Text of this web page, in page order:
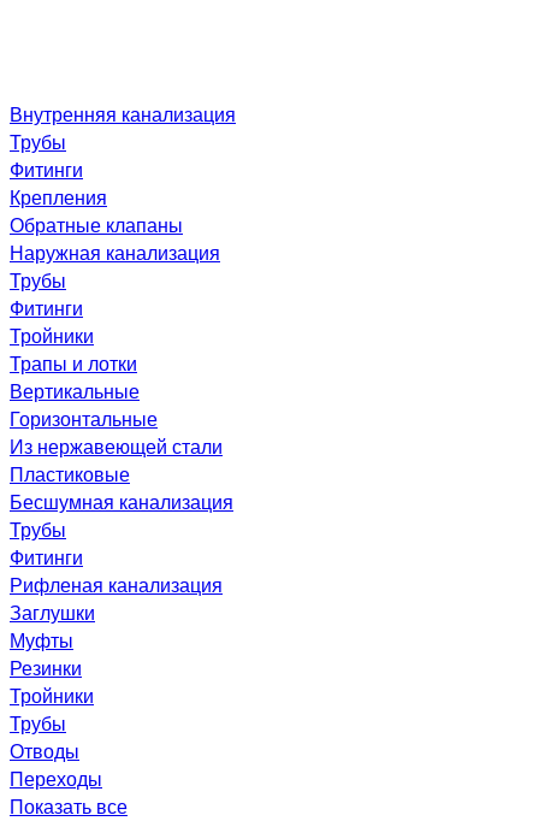
Внутренняя канализация
Трубы
Фитинги
Крепления
Обратные клапаны
Наружная канализация
Трубы
Фитинги
Тройники
Трапы и лотки
Вертикальные
Горизонтальные
Из нержавеющей стали
Пластиковые
Бесшумная канализация
Трубы
Фитинги
Рифленая канализация
Заглушки
Муфты
Резинки
Тройники
Трубы
Отводы
Переходы
Показать все